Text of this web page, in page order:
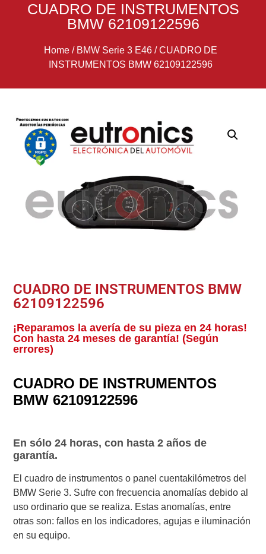
CUADRO DE INSTRUMENTOS
BMW 62109122596
Home/ BMW Serie 3 E46/CUADRO DE
INSTRUMENTOS BMW 62109122596
CUADRO DE INSTRUMENTOS BMW
62109122596
¡Reparamos la avería de su pieza en 24 horas!
Con hasta 24 meses de garantía! (Según
errores)
CUADRO DE INSTRUMENTOS
BMW 62109122596
En sólo 24 horas, con hasta 2 años de
garantía.
El cuadro de instrumentos o panel cuentakilómetros del
BMW Serie 3. Sufre con frecuencia anomalías debido al
uso ordinario que se realiza. Estas anomalías, entre
otras son: fallos en los indicadores, agujas e iluminación
en su equipo.